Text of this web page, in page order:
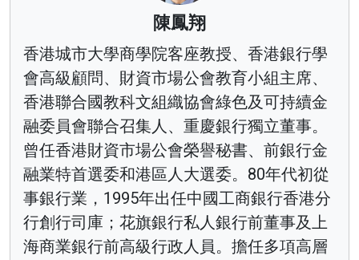
陳鳳翔
香港城市大學商學院客座教授、香港銀行學
會高級顧問、財資市場公會教育小組主席、
香港聯合國教科文組織協會綠色及可持續金
融委員會聯合召集人、重慶銀行獨立董事。
曾任香港財資市場公會榮譽秘書、前銀行金
融業特首選委和港區人大選委。80年代初從
事銀行業，1995年出任中國工商銀行香港分
行創行司庫；花旗銀行私人銀行前董事及上
海商業銀行前高級行政人員。擔任多項高層